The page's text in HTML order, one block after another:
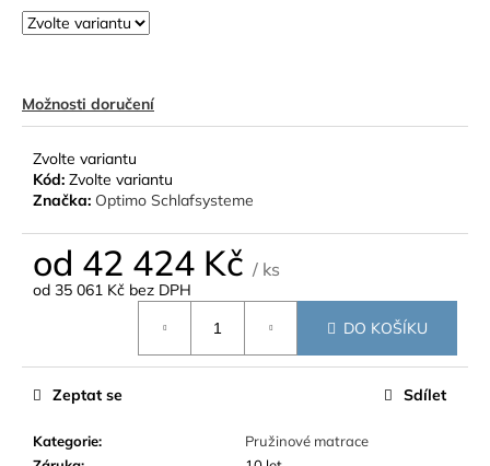
Možnosti doručení
Zvolte variantu
Kód: Zvolte variantu
Značka: Optimo Schlafsysteme
od 42 424 Kč / ks
od 35 061 Kč bez DPH
DO KOŠÍKU
Kategorie:
Pružinové matrace
Zeptat se Sdílet